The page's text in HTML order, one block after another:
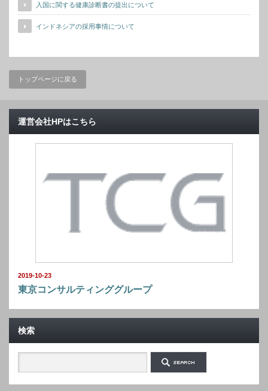
入国に関する健康診断書の提出について
インドネシアの採用事情について
トップページに戻る
運営会社HPはこちら
2019-10-23
東京コンサルティンググループ
検索